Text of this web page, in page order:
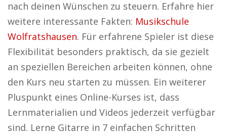
nach deinen Wünschen zu steuern. Erfahre hier
weitere interessante Fakten: Musikschule
Wolfratshausen. Für erfahrene Spieler ist diese
Flexibilität besonders praktisch, da sie gezielt
an speziellen Bereichen arbeiten können, ohne
den Kurs neu starten zu müssen. Ein weiterer
Pluspunkt eines Online-Kurses ist, dass
Lernmaterialien und Videos jederzeit verfügbar
sind. Lerne Gitarre in 7 einfachen Schritten